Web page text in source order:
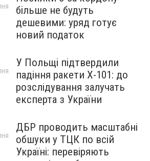
більше не будуть
дешевими: уряд готує
новий податок
У Польщі підтвердили
падіння ракети Х-101: до
розслідування залучать
експерта з України
ДБР проводить масштабні
обшуки у ТЦК по всій
Україні: перевіряють